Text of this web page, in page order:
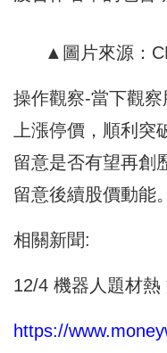
▲圖片來源：
操作觀察-當下觀
上漲停價，順利
留意是否有望再創
留意後續股價動能。
相關新聞:
12/4 機器人題材
https://